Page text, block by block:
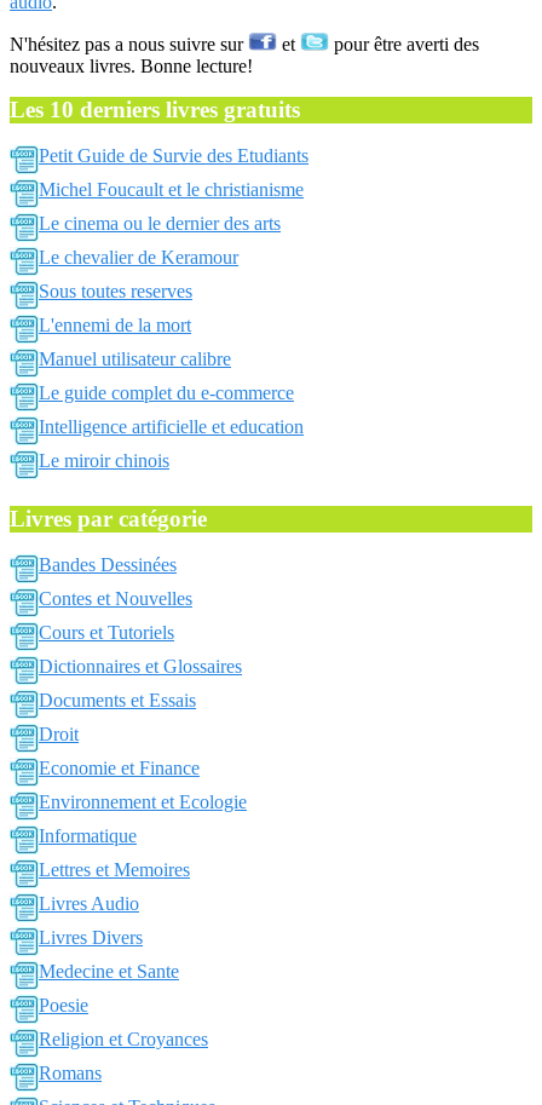
N'hésitez pas a nous suivre sur et
pour être averti des
nouveaux livres. Bonne lecture!
Les 10 derniers livres gratuits
Petit Guide de Survie des Etudiants
Michel Foucault et le christianisme
Le cinema ou le dernier des arts
Le chevalier de Keramour
Sous toutes reserves
L'ennemi de la mort
Manuel utilisateur calibre
Le guide complet du e-commerce
Intelligence artificielle et education
Le miroir chinois
Livres par catégorie
Bandes Dessinées
Contes et Nouvelles
Cours et Tutoriels
Dictionnaires et Glossaires
Documents et Essais
Droit
Economie et Finance
Environnement et Ecologie
Informatique
Lettres et Memoires
Livres Audio
Livres Divers
Medecine et Sante
Poesie
Religion et Croyances
Romans